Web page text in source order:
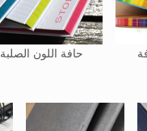
حافة اللون الصلبة